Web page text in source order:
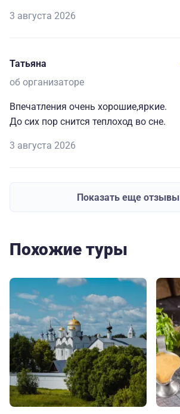
3 августа 2026
Татьяна
об организаторе
Впечатления очень хорошие,яркие.
До сих пор снится теплоход во сне.
3 августа 2026
Показать еще отзывы
Похожие туры